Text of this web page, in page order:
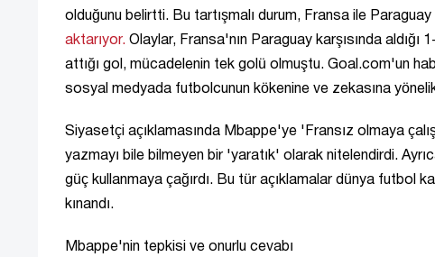
olduğunu belirtti. Bu tartışmalı durum, Fransa ile
aktarıyor. Olaylar, Fransa'nın Paraguay karşısında
attığı gol, mücadelenin tek golü olmuştu. Goal.com'un
sosyal medyada futbolcunun kökenine ve zekasına
Siyasetçi açıklamasında Mbappe'ye 'Fransız olmaya
yazmayı bile bilmeyen bir 'yaratık' olarak nitelendirdi.
güç kullanmaya çağırdı. Bu tür açıklamalar dünya futbol
kınandı.
Mbappe'nin tepkisi ve onurlu cevabı